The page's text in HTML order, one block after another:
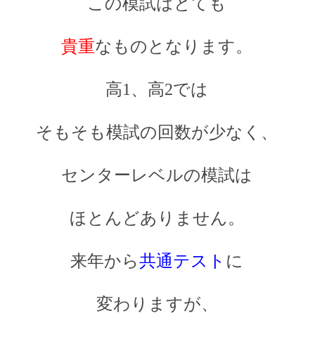
貴重なものとなります。
高1、高2では
そもそも模試の回数が少なく、
センターレベルの模試は
ほとんどありません。
来年から共通テスト に
変わりますが、